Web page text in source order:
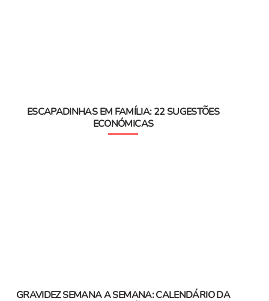
ESCAPADINHAS EM FAMÍLIA: 22 SUGESTÕES
ECONÓMICAS
GRAVIDEZ SEMANA A SEMANA: CALENDÁRIO DA